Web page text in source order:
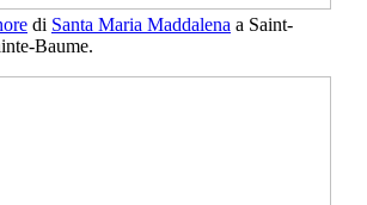
di Santa Maria Maddalena a Saint-
Baume.